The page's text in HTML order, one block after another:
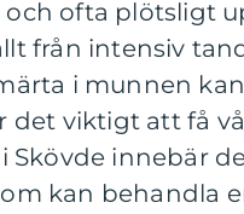
ofta plötsligt
från intensiv
i munnen
det viktigt att få
Skövde innebär
kan behandla